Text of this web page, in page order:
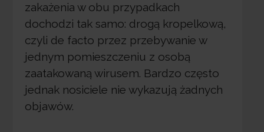
zakażenia w obu przypadkach
dochodzi tak samo: drogą kropelkową,
czyli de facto przez przebywanie w
jednym pomieszczeniu z osobą
zaatakowaną wirusem. Bardzo często
jednak nosiciele nie wykazują żadnych
objawów.